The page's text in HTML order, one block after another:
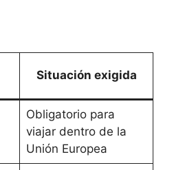
Situación exigida
Obligatorio para
viajar dentro de la
Unión Europea